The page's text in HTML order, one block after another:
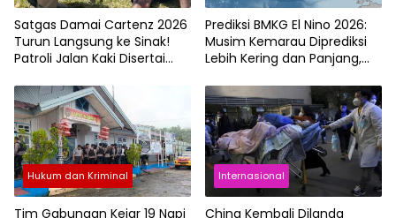
Satgas Damai Cartenz 2026
Turun Langsung ke Sinak!
Patroli Jalan Kaki Disertai
Warga Puncak Papua
Terharu
Prediksi BMKG El Nino 2026:
Musim Kemarau Diprediksi
Lebih Kering dan Panjang,
Terdampak
Hukum dan Kriminal
Tim Gabungan Kejar 19 Napi
Internasional
China Kembali Dilanda